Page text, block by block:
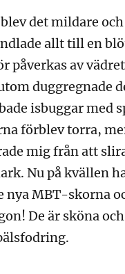
det mildare
allt till en
påverkas av
duggregnade
isbuggar med
förblev torra,
mig från att
Nu på kvällen
nya MBT-skorna
De är sköna